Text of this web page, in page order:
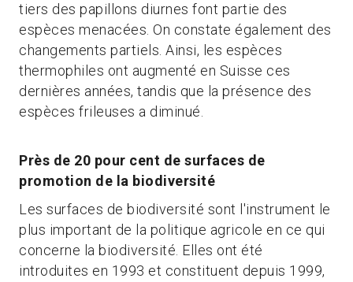
tiers des papillons diurnes font partie des
espèces menacées. On constate également des
changements partiels. Ainsi, les espèces
thermophiles ont augmenté en Suisse ces
dernières années, tandis que la présence des
espèces frileuses a diminué.
Près de 20 pour cent de surfaces de
promotion de la biodiversité
Les surfaces de biodiversité sont l'instrument le
plus important de la politique agricole en ce qui
concerne la biodiversité. Elles ont été
introduites en 1993 et constituent depuis 1999,